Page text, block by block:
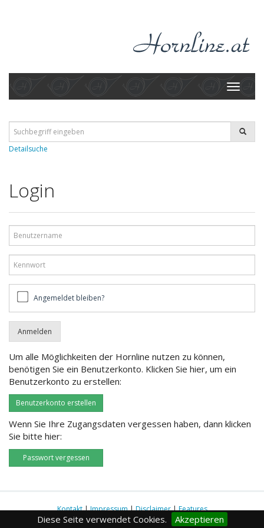
Diese Seite verwendet Cookies. Akzeptieren
Toggle
Detailsuche
Login
bleiben?Angemeldet bleiben?
Um alle Möglichkeiten der Hornline nutzen zu können,
benötigen Sie ein Benutzerkonto. Klicken Sie hier, um ein
Benutzerkonto zu erstellen:
Benutzerkonto erstellen
Wenn Sie Ihre Zugangsdaten vergessen haben, dann klicken
Sie bitte hier:
Passwort vergessen
Kontakt|Impressum|Disclaimer|Features